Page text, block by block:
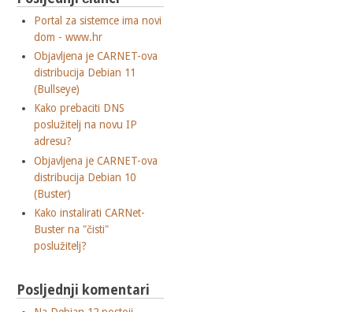
Portal za sistemce ima novi
dom - www.hr
Objavljena je CARNET-ova
distribucija Debian 11
(Bullseye)
Kako prebaciti DNS
poslužitelj na novu IP
adresu?
Objavljena je CARNET-ova
distribucija Debian 10
(Buster)
Kako instalirati CARNet-
Buster na "čisti"
poslužitelj?
Posljednji komentari